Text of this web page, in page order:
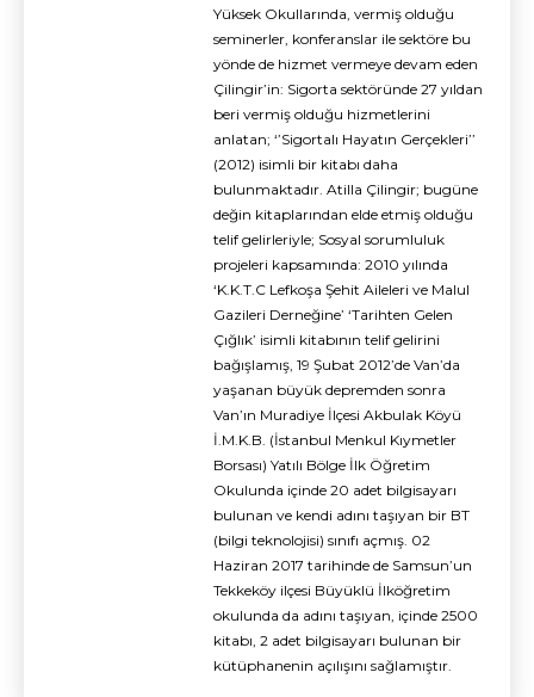
Yüksek Okullarında, vermiş olduğu
seminerler, konferanslar ile sektöre bu
yönde de hizmet vermeye devam eden
Çilingir’in: Sigorta sektöründe 27 yıldan
beri vermiş olduğu hizmetlerini
anlatan; ‘’Sigortalı Hayatın Gerçekleri’’
(2012) isimli bir kitabı daha
bulunmaktadır. Atilla Çilingir; bugüne
değin kitaplarından elde etmiş olduğu
telif gelirleriyle; Sosyal sorumluluk
projeleri kapsamında: 2010 yılında
‘K.K.T.C Lefkoşa Şehit Aileleri ve Malul
Gazileri Derneğine’ ‘Tarihten Gelen
Çığlık’ isimli kitabının telif gelirini
bağışlamış, 19 Şubat 2012’de Van’da
yaşanan büyük depremden sonra
Van’ın Muradiye İlçesi Akbulak Köyü
İ.M.K.B. (İstanbul Menkul Kıymetler
Borsası) Yatılı Bölge İlk Öğretim
Okulunda içinde 20 adet bilgisayarı
bulunan ve kendi adını taşıyan bir BT
(bilgi teknolojisi) sınıfı açmış. 02
Haziran 2017 tarihinde de Samsun’un
Tekkeköy ilçesi Büyüklü İlköğretim
okulunda da adını taşıyan, içinde 2500
kitabı, 2 adet bilgisayarı bulunan bir
kütüphanenin açılışını sağlamıştır.